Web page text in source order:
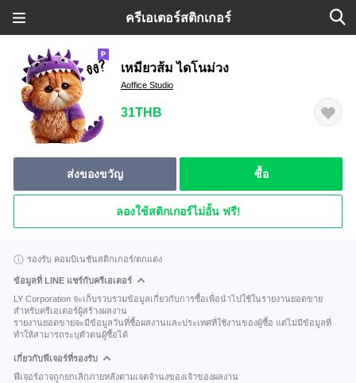
ครีเอเตอร์สติกเกอร์
เหมียวส้ม ไดโนม่วง
Aoffice Studio
31THB
ส่งของขวัญ ซื้อ
ลองใช้สติกเกอร์ไม่อั้น ฟรี!
รองรับ คอมบิเนชันสติกเกอร์/ตกแต่ง
ข้อมูลที่ LINE แชร์กับครีเอเตอร์
LY Corporation จะเก็บรวบรวมข้อมูลเกี่ยวกับการซื้อเพื่อนำไปใช้ในรายงานยอดขาย
สำหรับครีเอเตอร์ผู้สร้างผลงาน
รายงานยอดขายจะมีข้อมูลวันที่ซื้อผลงานและประเทศที่ใช้งานของผู้ซื้อ แต่ไม่มีข้อมูลที่
ทำให้สามารถระบุตัวตนผู้ซื้อได้
เกี่ยวกับฟีเจอร์ที่รองรับ
ฟีเจอร์อาจถูกยกเลิกภายหลังตามเจตจำนงของเจ้าของผลงาน